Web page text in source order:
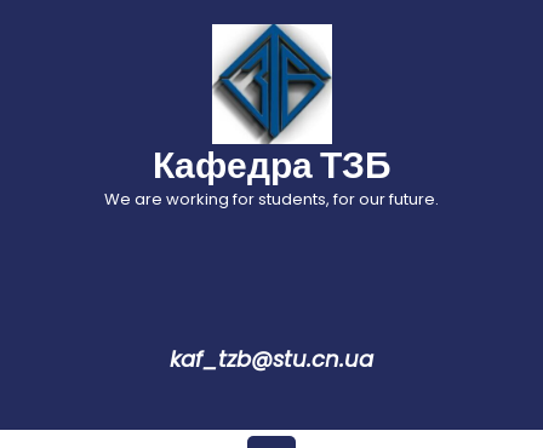
Кафедра ТЗБ
We are working for students, for our future.
kaf_tzb@stu.cn.ua